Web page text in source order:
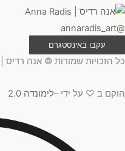
@annaradis_art
עקבו באינסטגרם
כל הזכויות שמורות © אנה רדיס |
הוקם ב ♡ על ידי –לימונדה 2.0